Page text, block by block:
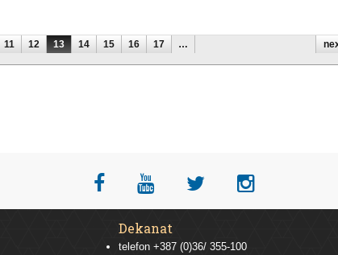
11 12 13 14 15 16 17 …
Dekanat
telefon +387 (0)36/ 355-100